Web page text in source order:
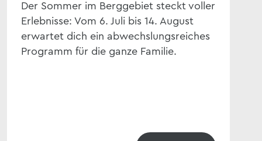
Der Sommer im Berggebiet steckt voller
Erlebnisse: Vom 6. Juli bis 14. August
erwartet dich ein abwechslungsreiches
Programm für die ganze Familie.